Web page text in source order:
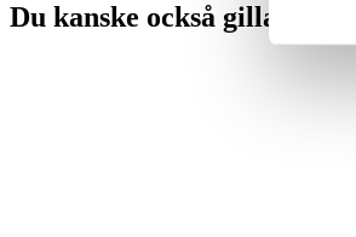
Du kanske också gillar …